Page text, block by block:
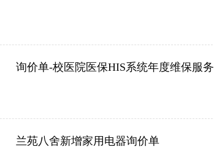
询价单-校医院医保HIS系统年度维保服务
兰苑八舍新增家用电器询价单